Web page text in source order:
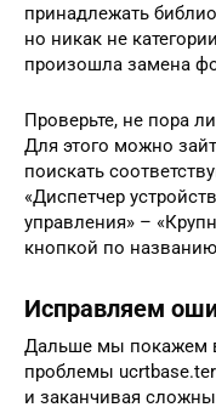
принадлежать
но никак не
произошла замена
Проверьте, не пора
Для этого можно
поискать
«Диспетчер
управления» –
кнопкой по
Исправляем
Дальше мы покажем
проблемы
и заканчивая